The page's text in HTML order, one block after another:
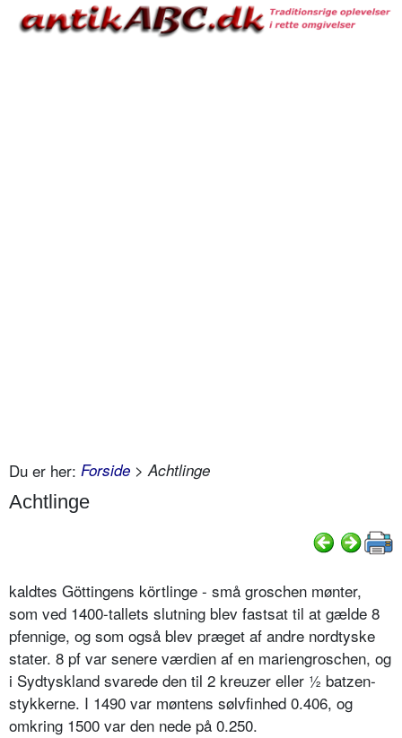
Du er her: Forside > Achtlinge
Achtlinge
kaldtes Göttingens körtlinge - små groschen mønter,
som ved 1400-tallets slutning blev fastsat til at gælde 8
pfennige, og som også blev præget af andre nordtyske
stater. 8 pf var senere værdien af en mariengroschen, og
i Sydtyskland svarede den til 2 kreuzer eller ½ batzen-
stykkerne. I 1490 var møntens sølvfinhed 0.406, og
omkring 1500 var den nede på 0.250.